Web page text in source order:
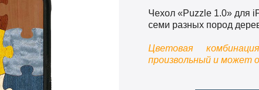
Чехол «Puzzle 1.0» для
семи разных пород
Цветовая
произвольный и может